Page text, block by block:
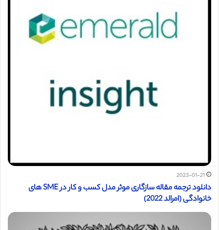
2023-01-21
دانلود ترجمه مقاله سازگاری موثر مدل کسب و کار در SME های
خانوادگی (امرالد 2022)